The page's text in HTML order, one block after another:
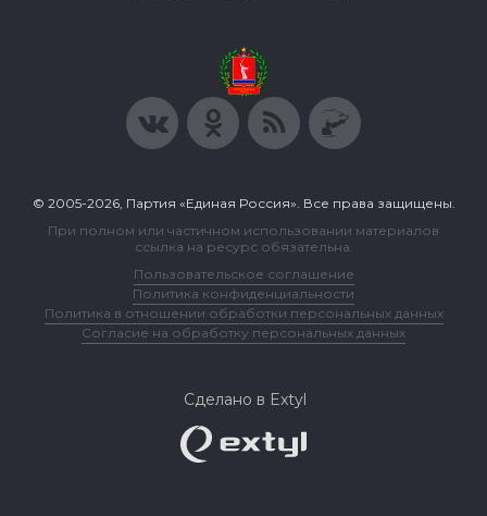
© 2005-2026, Партия «Единая Россия». Все права защищены.
При полном или частичном использовании материалов
ссылка на ресурс обязательна.
Пользовательское соглашение
Политика конфиденциальности
Политика в отношении обработки персональных данных
Согласие на обработку персональных данных
Сделано в Extyl